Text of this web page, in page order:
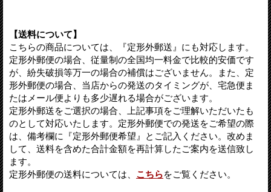
【送料について】
こちらの商品については、『定形外郵送』にも対応します。
定形外郵便の場合、従量制の全国均一料金で比較的安価です
が、紛失破損等万一の場合の補償はございません。また、定
形外郵便の場合、当店からの発送のタイミングが、宅急便ま
たはメール便よりも多少遅れる場合がございます。
定形外郵送をご選択の場合、上記事項をご理解いただいたも
のとして対応いたします。定形外郵便での発送をご希望の際
は、備考欄に『定形外郵便希望』とご記入ください。改めま
して、送料を含めた合計金額を再計算したご案内を送信致し
ます。
定形外郵便の送料については、 こちらをご覧ください。